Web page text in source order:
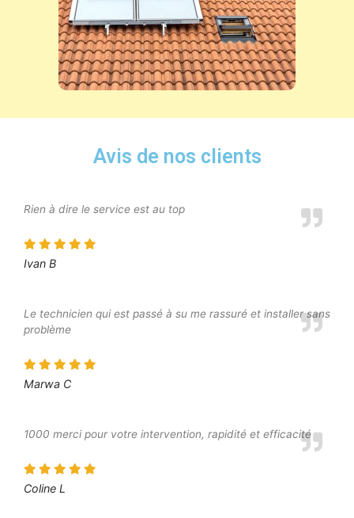
Avis de nos clients
Rien à dire le service est au top
Ivan B
Le technicien qui est passé à su me rassuré et installer sans
problème
Marwa C
1000 merci pour votre intervention, rapidité et efficacité
Coline L